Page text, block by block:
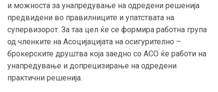
и можноста за унапредување на одредени решенија
предвидени во правилниците и упатствата на
супервизорот. За таа цел ќе се формира работна група
од членките на Асоцијацијата на осигурително –
брокерските друштва која заедно со АСО ќе работи на
унапредување и допрецизирање на одредени
практични решенија.